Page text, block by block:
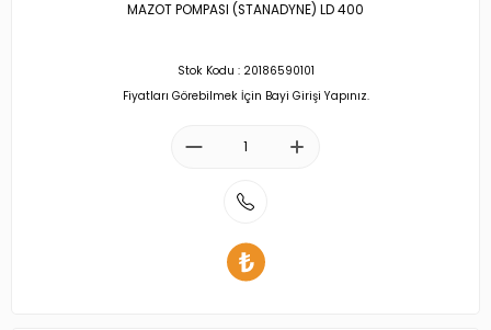
MAZOT POMPASI (STANADYNE) LD 400
Stok Kodu : 20186590101
Fiyatları Görebilmek İçin Bayi Girişi Yapınız.